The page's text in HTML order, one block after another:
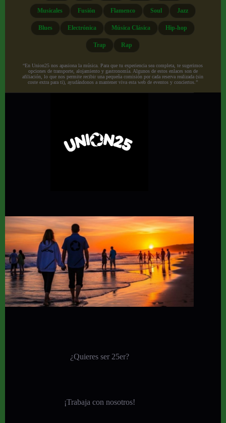
Musicales Fusión Flamenco Soul Jazz
Blues Electrónica Música Clásica Hip-hop
Trap Rap
“En Union25 nos apasiona la música. Para que tu experiencia sea completa, te sugerimos
opciones de transporte, alojamiento y gastronomía. Algunos de estos enlaces son de
afiliación, lo que nos permite recibir una pequeña comisión por cada reserva realizada (sin
coste extra para ti), ayudándonos a mantener viva esta web de eventos y conciertos.”
¿Quieres ser 25er?
¡Trabaja con nosotros!